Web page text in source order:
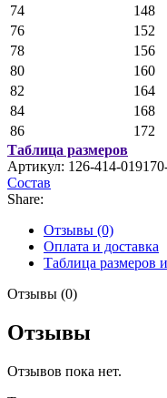
74
148
76
152
78
156
80
160
82
164
84
168
86
172
Таблица размеров
Артикул: 126-414-
Состав
Share:
Отзывы (0)
Оплата и доставка
Таблица размеров и
Отзывы (0)
Отзывы
Отзывов пока нет.